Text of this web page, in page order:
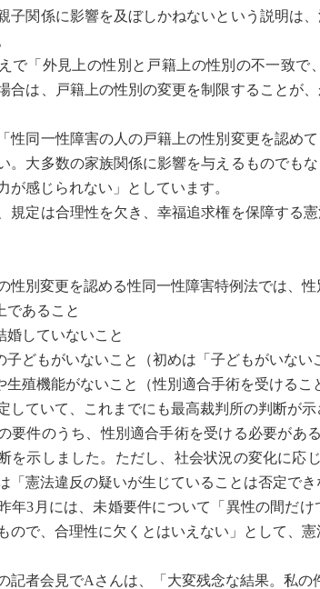
子関係に影響を及ぼしかねないという説明は
で「外見上の性別と戸籍上の性別の不一致で
合は、戸籍上の性別の変更を制限することが
性同一性障害の人の戸籍上の性別変更を認め
。大多数の家族関係に影響を与えるものでも
が感じられない」としています。
規定は合理性を欠き、幸福追求権を保障する
性別変更を認める性同一性障害特例法では、性
であること
婚していないこと
どもがいないこと（初めは「子どもがいない
殖機能がないこと（性別適合手術を受けるこ
していて、これまでにも最高裁判所の判断が示
要件のうち、性別適合手術を受ける必要があ
を示しました。ただし、社会状況の変化に応
「憲法違反の疑いが生じていることは否定で
年3月には、未婚要件について「異性の間だ
ので、合理性に欠くとはいえない」として、憲
記者会見でAさんは、「大変残念な結果。私の